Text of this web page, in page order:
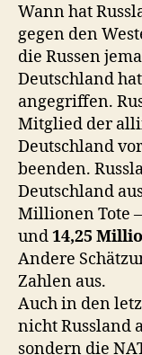
Wann hat
gegen den
die Russen
Deutschland
angegriffen.
Mitglied der
Deutschland
beenden.
Deutschland
Millionen Tote
und14,25
Andere
Zahlen aus.
Auch in den
nicht Russland
sondern die